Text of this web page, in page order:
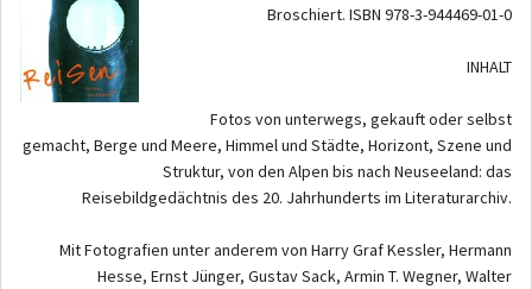
Broschiert. ISBN 978-3-944469-01-0
INHALT
Fotos von unterwegs, gekauft oder selbst
gemacht, Berge und Meere, Himmel und Städte, Horizont, Szene und
Struktur, von den Alpen bis nach Neuseeland: das
Reisebildgedächtnis des 20. Jahrhunderts im Literaturarchiv.
Mit Fotografien unter anderem von Harry Graf Kessler, Hermann
Hesse, Ernst Jünger, Gustav Sack, Armin T. Wegner, Walter